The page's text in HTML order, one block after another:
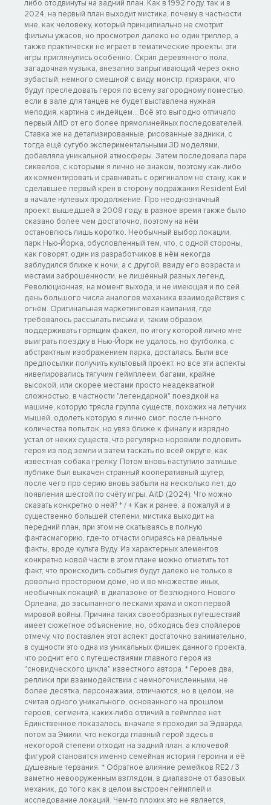
либо отодвинуты на задний план. Как в 1992 году, так и в
2024, на первый план выходит мистика, почему в частности
мне, как человеку, который принципиально не смотрит
фильмы ужасов, но просмотрел далеко не один триллер, а
также практически не играет в тематические проекты, эти
игры приглянулись особенно. Скрип деревянного пола,
загадочная музыка, внезапно запрыгивающий через окно
зубастый, немного смешной с виду, монстр, призраки, что
будут преследовать героя по всему загородному поместью,
если в зале для танцев не будет выставлена нужная
мелодия, картина с индейцем... Всё это выгодно отличало
первый AitD от его более прямолинейных последователей.
Ставка же на детализированные, рисованные задники, с
тогда ещё сугубо экспериментальными 3D моделями,
добавляла уникальной атмосферы. Затем последовала пара
сиквелов, с которыми я лично не знаком, поэтому как-либо
их комментировать и сравнивать с оригиналом не стану, как и
сделавшее первый крен в сторону подражания Resident Evil
в начале нулевых продолжение. Про неоднозначный
проект, вышедшей в 2008 году, в разное время также было
сказано более чем достаточно, поэтому на нём
остановлюсь лишь коротко. Необычный выбор локации,
парк Нью-Йорка, обусловленный тем, что, с одной стороны,
как говорят, один из разработчиков в нём некогда
заблудился ближе к ночи, а с другой, ввиду его возраста и
местами заброшенности, не лишённый разных легенд.
Революционная, на момент выхода, и не имеющая и по сей
день большого числа аналогов механика взаимодействия с
огнём. Оригинальная маркетинговая кампания, где
требовалось рассылать письма и, таким образом,
поддерживать горящим факел, по итогу которой лично мне
выиграть поездку в Нью-Йорк не удалось, но футболка, с
абстрактным изображением парка, досталась. Были все
предпосылки получить культовый проект, но все эти аспекты
нивелировались тягучим геймплеем, багами, крайне
высокой, или скорее местами просто неадекватной
сложностью, в частности "легендарной" поездкой на
машине, которую трясла группа существ, похожих на летучих
мышей, одолеть которую я лично смог, после n-нного
количества попыток, но увяз ближе к финалу и изрядно
устал от неких существ, что регулярно норовили подловить
героя из под земли и затем таскать по всей округе, как
известная собака грелку. Потом вновь наступило затишье,
публике был выкачен странный кооперативный шутер,
после чего про серию вновь забыли на несколько лет, до
появления шестой по счёту игры, AitD (2024). Что можно
сказать конкретно о ней? * / + Как и ранее, а пожалуй и в
существенно большей степени, мистика выходит на
передний план, при этом не скатываясь в полную
фантасмагорию, где-то отчасти опираясь на реальные
факты, вроде культа Вуду. Из характерных элементов
конкретно новой части в этом плане можно отметить тот
факт, что происходить события будут далеко не только в
довольно просторном доме, но и во множестве иных,
необычных локаций, в диапазоне от безлюдного Нового
Орлеана, до засыпанного песками храма и окоп первой
мировой войны. Причина таких своеобразных путешествий
имеет сюжетное объяснение, но, обходясь без спойлеров
отмечу, что поставлен этот аспект достаточно занимательно,
в сущности это одна из уникальных фишек данного проекта,
что роднит его с путешествиями главного героя из
"сновидческого цикла" известного автора. * Героев два,
реплики при взаимодействии с немногочисленными, не
более десятка, персонажами, отличаются, но в целом, не
считая одного уникального, основанного на прошлом
героев, сегмента, каких-либо отличий в геймплее нет.
Единственное показалось, вначале я проходил за Эдварда,
потом за Эмили, что некогда главный герой здесь в
некоторой степени отходит на задний план, а ключевой
фигурой становится именно семейная история героини и её
душевные терзания. * Обратное влияние ремейков RE2 / 3
заметно невооруженным взглядом, в диапазоне от базовых
механик, до того как в целом выстроен геймплей и
исследование локаций. Чем-то плохих это не является,